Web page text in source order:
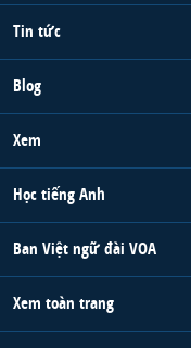
Tin tức
Blog
Xem
Học tiếng Anh
Ban Việt ngữ đài VOA
Xem toàn trang